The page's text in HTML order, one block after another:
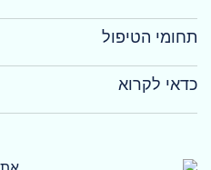
תחומי הטיפול
כדאי לקרוא